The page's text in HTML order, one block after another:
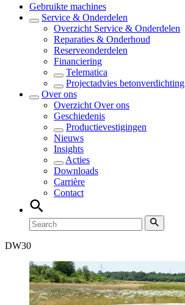
Gebruikte machines
Service & Onderdelen
Overzicht Service & Onderdelen
Reparaties & Onderhoud
Reserveonderdelen
Financiering
Telematica
Projectadvies betonverdichting
Over ons
Overzicht Over ons
Geschiedenis
Productievestigingen
Nieuws
Insights
Acties
Downloads
Carrière
Contact
DW30